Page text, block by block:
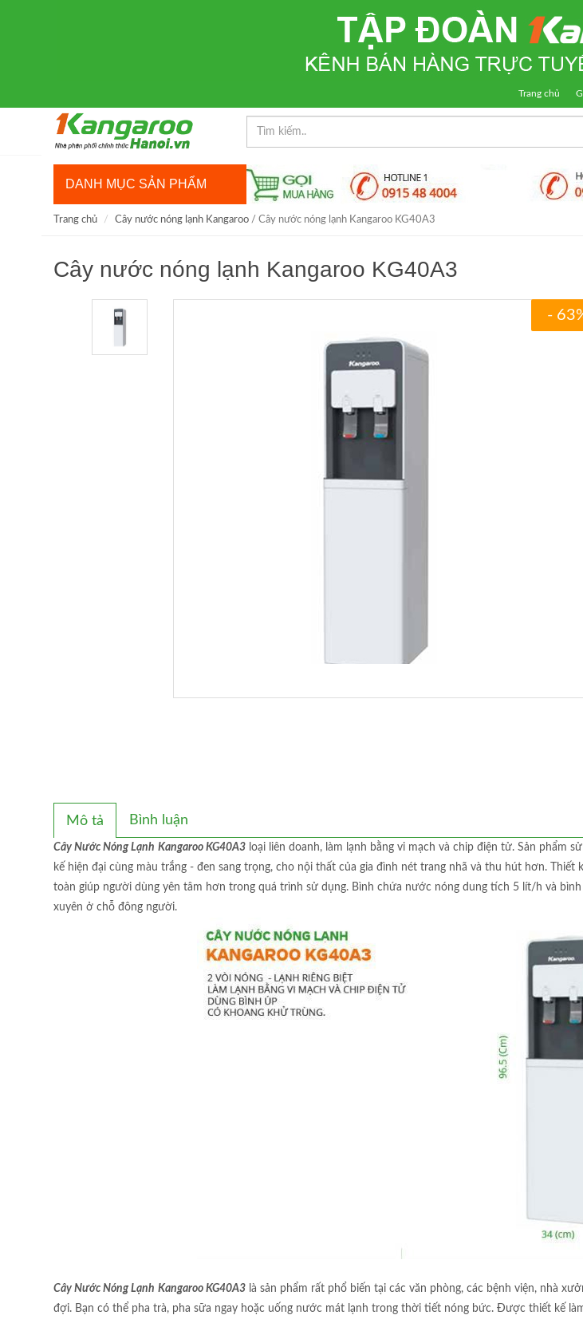
Trang chủ
DANH MỤC SẢN PHẨM
Trang chủ Cây nước nóng lạnh Kangaroo / Cây nước nóng lạnh Kangaroo KG40A3
Cây nước nóng lạnh Kangaroo KG40A3
-
Mô tả Bình luận
Cây Nước Nóng Lạnh Kangaroo KG40A3 loại liên doanh, làm lạnh bằng vi mạch và chip điện tử. Sản
kế hiện đại cùng màu trắng - đen sang trọng, cho nội thất của gia đình nét trang nhã và thu hút hơn.
toàn giúp người dùng yên tâm hơn trong quá trình sử dụng. Bình chứa nước nóng dung tích 5 lít/h và
xuyên ở chỗ đông người.
Cây Nước Nóng Lạnh Kangaroo KG40A3 là sản phẩm rất phổ biến tại các văn phòng, các bệnh viện, nhà
đợi. Bạn có thể pha trà, pha sữa ngay hoặc uống nước mát lạnh trong thời tiết nóng bức. Được thiết kế